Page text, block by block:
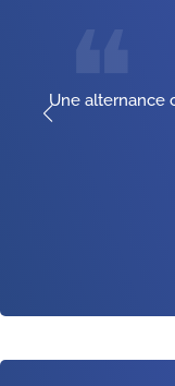
❝
Une alternance